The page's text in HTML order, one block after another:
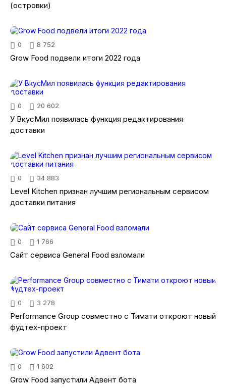
(островки)
0 8 752
Grow Food подвели итоги 2022 года
0 20 602
У ВкусМил появилась функция редактирования
доставки
0 34 883
Level Kitchen признан лучшим региональным сервисом
доставки питания
0 1 766
Сайт сервиса General Food взломали
0 3 278
Performance Group совместно с Тимати откроют новый
фудтех-проект
0 1 602
Grow Food запустили Адвент бота